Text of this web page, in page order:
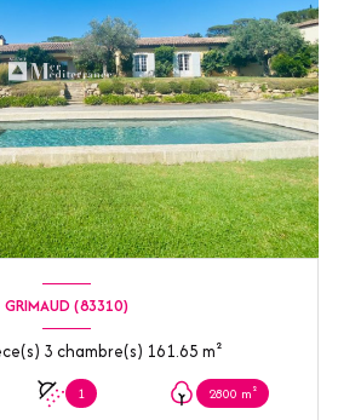
GRIMAUD (83310)
Maison 4 pièce(s) 3 chambre(s) 161.65 m²
1 2800 m²